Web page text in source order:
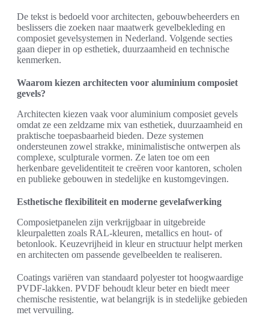
De tekst is bedoeld voor architecten, gebouwbeheerders en
beslissers die zoeken naar maatwerk gevelbekleding en
composiet gevelsystemen in Nederland. Volgende secties
gaan dieper in op esthetiek, duurzaamheid en technische
kenmerken.
Waarom kiezen architecten voor aluminium composiet
gevels?
Architecten kiezen vaak voor aluminium composiet gevels
omdat ze een zeldzame mix van esthetiek, duurzaamheid en
praktische toepasbaarheid bieden. Deze systemen
ondersteunen zowel strakke, minimalistische ontwerpen als
complexe, sculpturale vormen. Ze laten toe om een
herkenbare gevelidentiteit te creëren voor kantoren, scholen
en publieke gebouwen in stedelijke en kustomgevingen.
Esthetische flexibiliteit en moderne gevelafwerking
Composietpanelen zijn verkrijgbaar in uitgebreide
kleurpaletten zoals RAL-kleuren, metallics en hout- of
betonlook. Keuzevrijheid in kleur en structuur helpt merken
en architecten om passende gevelbeelden te realiseren.
Coatings variëren van standaard polyester tot hoogwaardige
PVDF-lakken. PVDF behoudt kleur beter en biedt meer
chemische resistentie, wat belangrijk is in stedelijke gebieden
met vervuiling.